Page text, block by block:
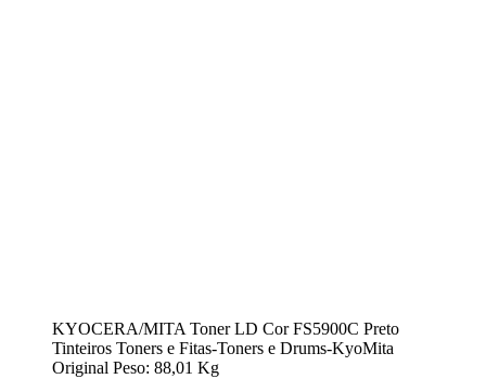
KYOCERA/MITA Toner LD Cor FS5900C Preto
Tinteiros Toners e Fitas-Toners e Drums-KyoMita
Original Peso: 88,01 Kg